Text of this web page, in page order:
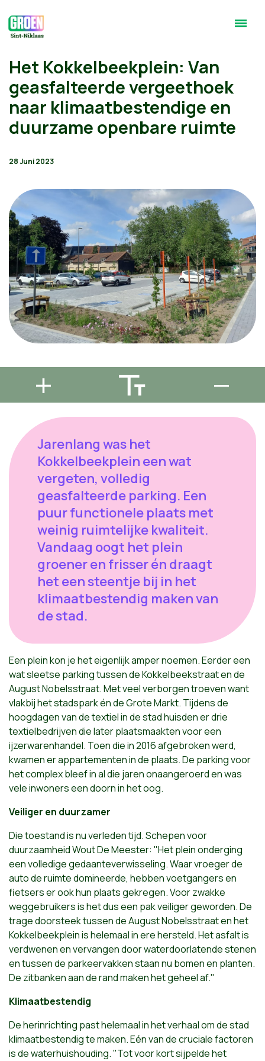
Het Kokkelbeekplein: Van
geasfalteerde vergeethoek
naar klimaatbestendige en
duurzame openbare ruimte
28 Juni 2023
Jarenlang was het
Kokkelbeekplein een wat
vergeten, volledig
geasfalteerde parking. Een
puur functionele plaats met
weinig ruimtelijke kwaliteit.
Vandaag oogt het plein
groener en frisser én draagt
het een steentje bij in het
klimaatbestendig maken van
de stad.
Een plein kon je het eigenlijk amper noemen. Eerder een
wat sleetse parking tussen de Kokkelbeekstraat en de
August Nobelsstraat. Met veel verborgen troeven want
vlakbij het stadspark én de Grote Markt. Tijdens de
hoogdagen van de textiel in de stad huisden er drie
textielbedrijven die later plaatsmaakten voor een
ijzerwarenhandel. Toen die in 2016 afgebroken werd,
kwamen er appartementen in de plaats. De parking voor
het complex bleef in al die jaren onaangeroerd en was
vele inwoners een doorn in het oog.
Veiliger en duurzamer
Die toestand is nu verleden tijd. Schepen voor
duurzaamheid Wout De Meester: "Het plein onderging
een volledige gedaanteverwisseling. Waar vroeger de
auto de ruimte domineerde, hebben voetgangers en
fietsers er ook hun plaats gekregen. Voor zwakke
weggebruikers is het dus een pak veiliger geworden. De
trage doorsteek tussen de August Nobelsstraat en het
Kokkelbeekplein is helemaal in ere hersteld. Het asfalt is
verdwenen en vervangen door waterdoorlatende stenen
en tussen de parkeervakken staan nu bomen en planten.
De zitbanken aan de rand maken het geheel af."
Klimaatbestendig
De herinrichting past helemaal in het verhaal om de stad
klimaatbestendig te maken. Eén van de cruciale factoren
is de waterhuishouding. "Tot voor kort sijpelde het